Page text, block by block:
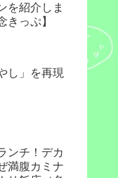
を紹介しま
きっぷ】
し」を再現
ンチ！デカ
満腹カミナ